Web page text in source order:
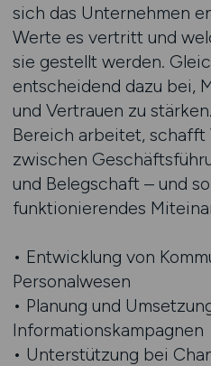
sich das Unternehmen
Werte es vertritt und
sie gestellt werden.
entscheidend dazu bei,
und Vertrauen zu
Bereich arbeitet, schafft
zwischen
und Belegschaft – und
funktionierendes
• Entwicklung von
Personalwesen
• Planung und
Informationskampagnen
• Unterstützung bei